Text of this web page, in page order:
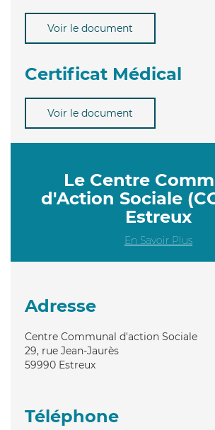
Voir le document
Certificat Médical
Voir le document
Le Centre
d'Action Sociale
Estreux
En Savoir Plus
Adresse
Centre Communal d'action Sociale
29, rue Jean-Jaurès
59990 Estreux
Téléphone